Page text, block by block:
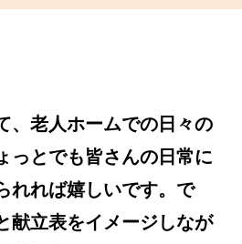
、老人ホームでの日々の
っとでも皆さんの日常に
れれば嬉しいです。で
献立表をイメージしなが